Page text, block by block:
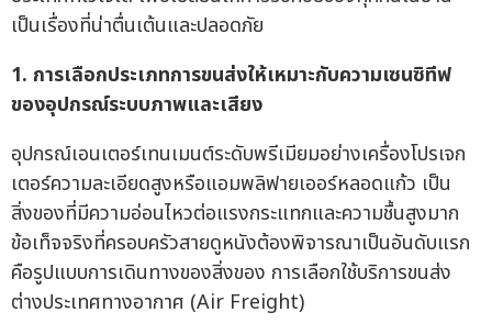
เป็นเรื่องที่น่าตื่นเต้นและปลอดภัย
1. การเลือกประเภทการขนส่งให้เหมาะกับความเซนซิทีฟ
ของอุปกรณ์ระบบภาพและเสียง
อุปกรณ์เอนเตอร์เทนเมนต์ระดับพรีเมียมอย่างเครื่องโปรเจก
เตอร์ความละเอียดสูงหรือแอมพลิฟายเออร์หลอดแก้ว เป็น
สิ่งของที่มีความอ่อนไหวต่อแรงกระแทกและความชื้นสูงมาก
ข้อเท็จจริงที่ครอบครัวสายดูหนังต้องพิจารณาเป็นอันดับแรก
คือรูปแบบการเดินทางของสิ่งของ การเลือกใช้บริการขนส่ง
ต่างประเทศทางอากาศ (Air Freight)